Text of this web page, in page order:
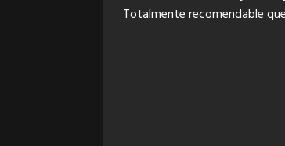
Totalmente recomendable